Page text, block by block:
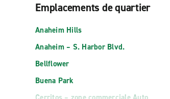
Emplacements de quartier
Anaheim Hills
Anaheim – S. Harbor Blvd.
Bellflower
Buena Park